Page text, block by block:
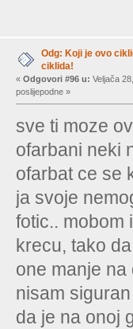
Odg: Koji je ovo
ciklida!
« Odgovori #96 u: Veljača
poslijepodne »
sve ti moze
ofarbani neki
ofarbat ce se
ja svoje
fotic.. mobom
krecu, tako
one manje
nisam
da je na onoj